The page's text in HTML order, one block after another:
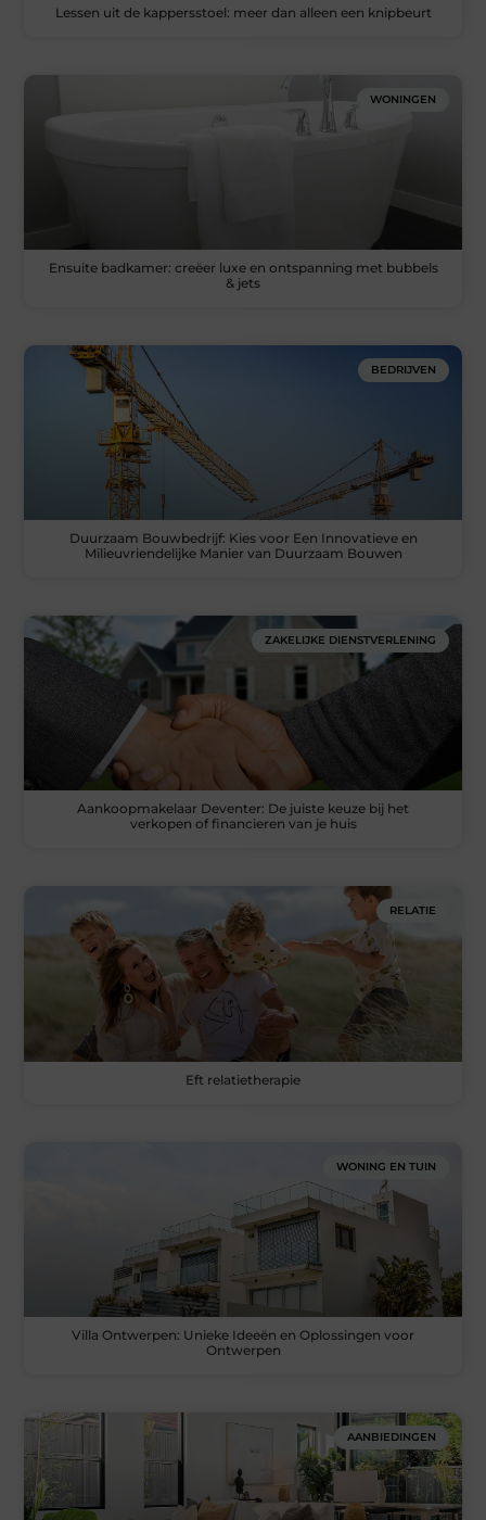
Lessen uit de kappersstoel: meer dan alleen een knipbeurt
WONINGEN
Ensuite badkamer: creëer luxe en ontspanning met bubbels
& jets
BEDRIJVEN
Duurzaam Bouwbedrijf: Kies voor Een Innovatieve en
Milieuvriendelijke Manier van Duurzaam Bouwen
ZAKELIJKE DIENSTVERLENING
Aankoopmakelaar Deventer: De juiste keuze bij het
verkopen of financieren van je huis
RELATIE
Eft relatietherapie
WONING EN TUIN
Villa Ontwerpen: Unieke Ideeën en Oplossingen voor
Ontwerpen
AANBIEDINGEN